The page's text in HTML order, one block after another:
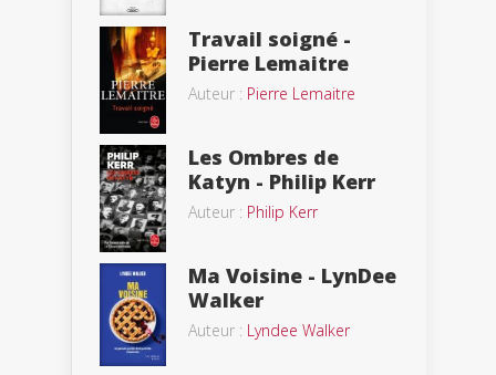
Travail soigné -
Pierre Lemaitre
Auteur : Pierre Lemaitre
Les Ombres de
Katyn - Philip Kerr
Auteur : Philip Kerr
Ma Voisine - LynDee
Walker
Auteur : Lyndee Walker